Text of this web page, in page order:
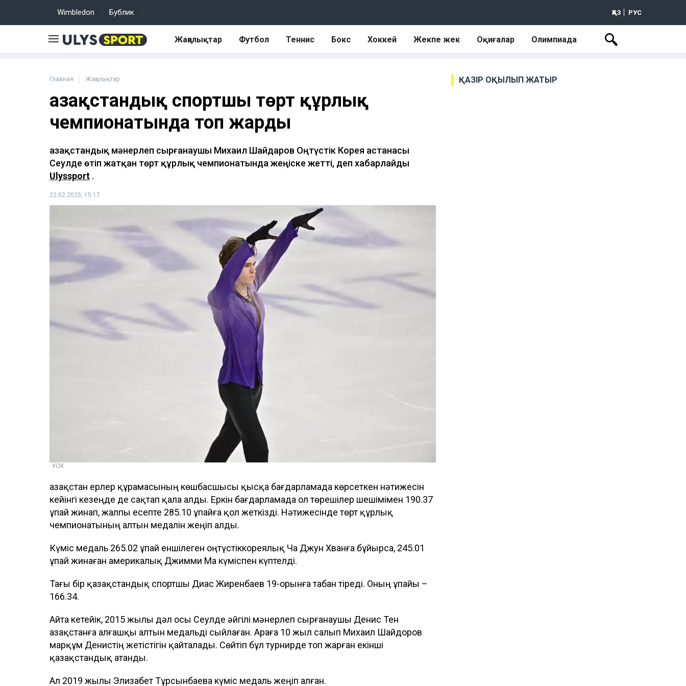
Wimbledon Бублик ҚАЗ РУС
Жаңалықтар Футбол Теннис Бокс Хоккей Жекпе жек Оқиғалар Олимпиада
Главная Жаңалықтар
Қазақстандық спортшы төрт құрлық
чемпионатында топ жарды
Қазақстандық мәнерлеп сырғанаушы Михаил Шайдаров Оңтүстік Корея астанасы
Сеулде өтіп жатқан төрт құрлық чемпионатында жеңіске жетті, деп хабарлайды
Ulyssport .
22.02.2025, 15:17
ҰОК
Қазақстан ерлер құрамасының көшбасшысы қысқа бағдарламада көрсеткен нәтижесін
кейінгі кезеңде де сақтап қала алды. Еркін бағдарламада ол төрешілер шешімімен 190.37
ұпай жинап, жалпы есепте 285.10 ұпайға қол жеткізді. Нәтижесінде төрт құрлық
чемпионатының алтын медалін жеңіп алды.
Күміс медаль 265.02 ұпай еншілеген оңтүстіккореялық Ча Джун Хванға бұйырса, 245.01
ұпай жинаған америкалық Джимми Ма күміспен күптелді.
Тағы бір қазақстандық спортшы Диас Жиренбаев 19-орынға табан тіреді. Оның ұпайы –
166.34.
Айта кетейік, 2015 жылы дәл осы Сеулде әйгілі мәнерлеп сырғанаушы Денис Тен
Қазақстанға алғашқы алтын медальді сыйлаған. Араға 10 жыл салып Михаил Шайдоров
марқұм Денистің жетістігін қайталады. Сөйтіп бұл турнирде топ жарған екінші
қазақстандық атанды.
Ал 2019 жылы Элизабет Тұрсынбаева күміс медаль жеңіп алған.
ҚАЗІР ОҚЫЛЫП ЖАТЫР